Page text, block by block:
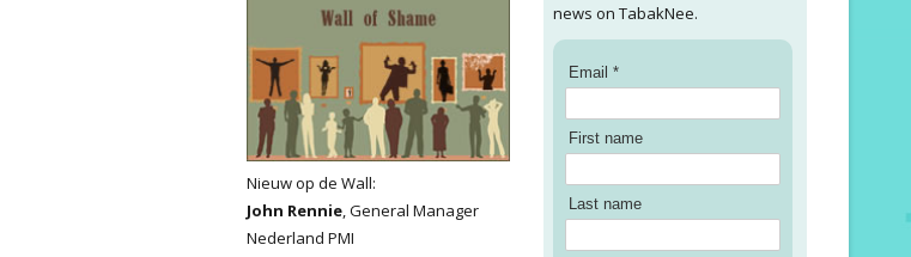
Nieuw op de Wall:
John Rennie, General Manager
Nederland PMI
news on TabakNee.
Email *
First name
Last name